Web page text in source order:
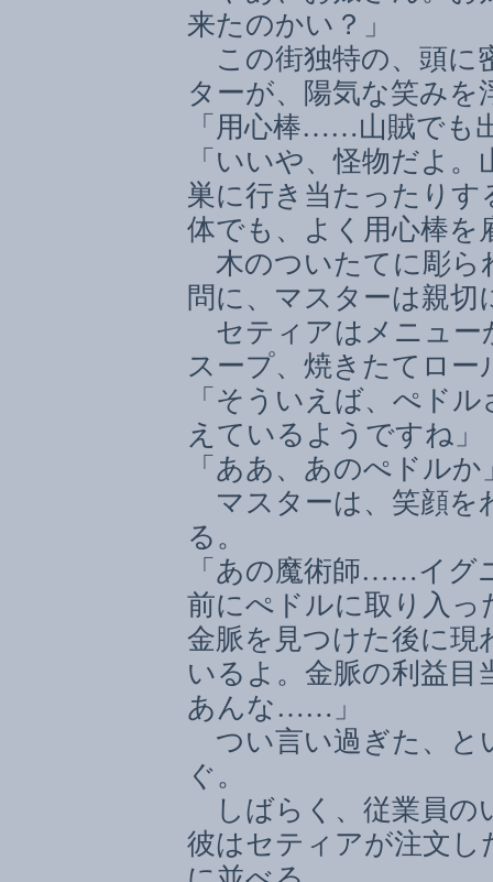
来たのかい？」
この街独特の、頭に
ターが、陽気な笑み
「用心棒……山賊でも
「いいや、怪物だよ
巣に行き当たったりす
体でも、よく用心棒を
木のついたてに彫ら
問に、マスターは親切
セティアはメニュー
スープ、焼きたてロ
「そういえば、ぺド
えているようですね」
「ああ、あのぺドルか
マスターは、笑顔を
る。
「あの魔術師……イグ
前にぺドルに取り入っ
金脈を見つけた後に
いるよ。金脈の利益
あんな…… 」
つい言い過ぎた、と
ぐ。
しばらく、従業員の
彼はセティアが注文し